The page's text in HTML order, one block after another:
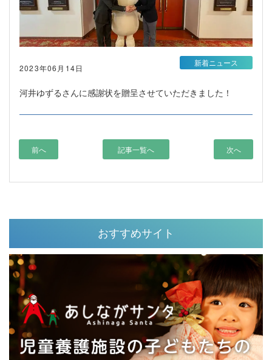
2023年06月14日
河井ゆずるさんに感謝状を贈呈させていただきました！
新着ニュース
前へ 記事一覧へ 次へ
おすすめサイト